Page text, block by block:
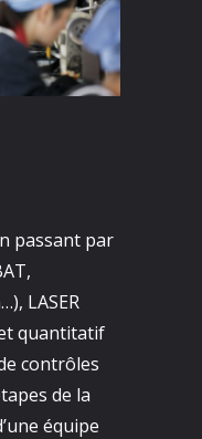
passant par
LASER
quantitatif
contrôles
de la
équipe